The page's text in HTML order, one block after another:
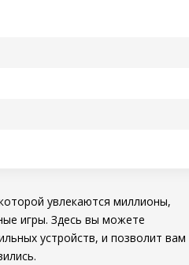
увлекаются миллионы,
игры. Здесь вы можете
устройств, и позволит вам